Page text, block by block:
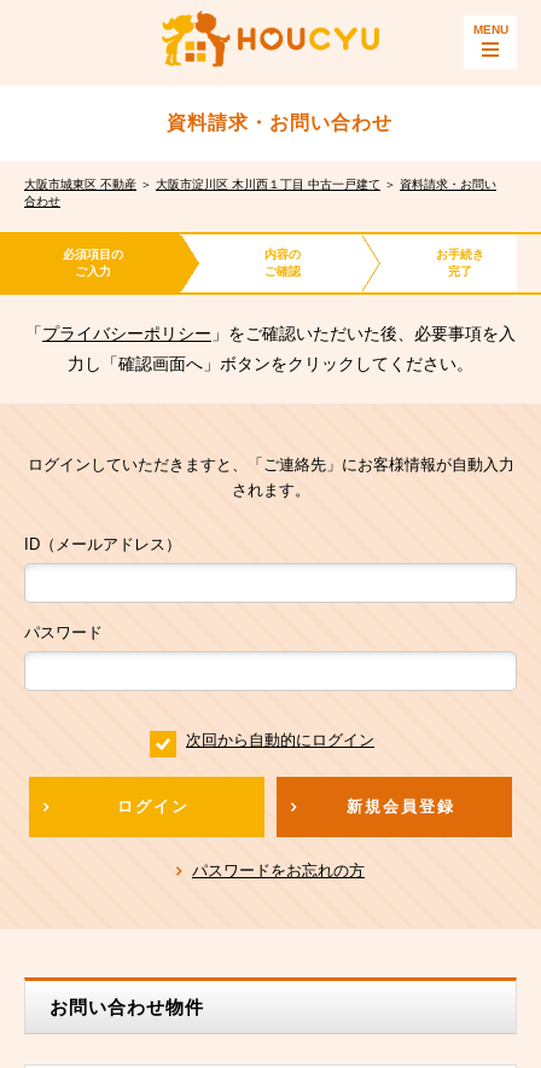
資料請求・お問い合わせ
大阪市城東区 不動産 ＞ 大阪市淀川区 木川西１丁目 中古一戸建て ＞ 資料請求・お問い
合わせ
必須項目の
ご入力
内容の
ご確認
お手続き
完了
「プライバシーポリシー 」をご確認いただいた後、必要事項を入
力し「確認画面へ」ボタンをクリックしてください。
ログインしていただきますと、「ご連絡先」にお客様情報が自動入力
されます。
ID（メールアドレス）
パスワード
次回から自動的にログイン
ログイン 新規会員登録
パスワードをお忘れの方
お問い合わせ物件